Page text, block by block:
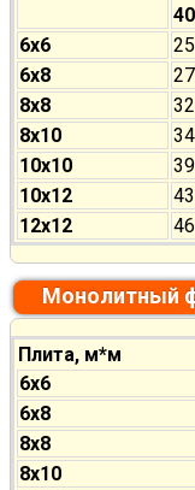
6х6
6х8
8х8
8х10
10х10
10х12
12х12
Монолитный
Плита, м*м
6х6
6х8
8х8
8х10